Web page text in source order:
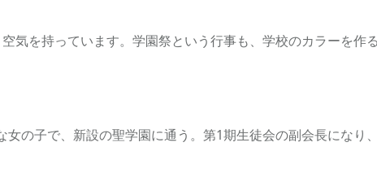
気を持っています。学園祭という行事も、学校のカラーを作
の子で、新設の聖学園に通う。第1期生徒会の副会長になり